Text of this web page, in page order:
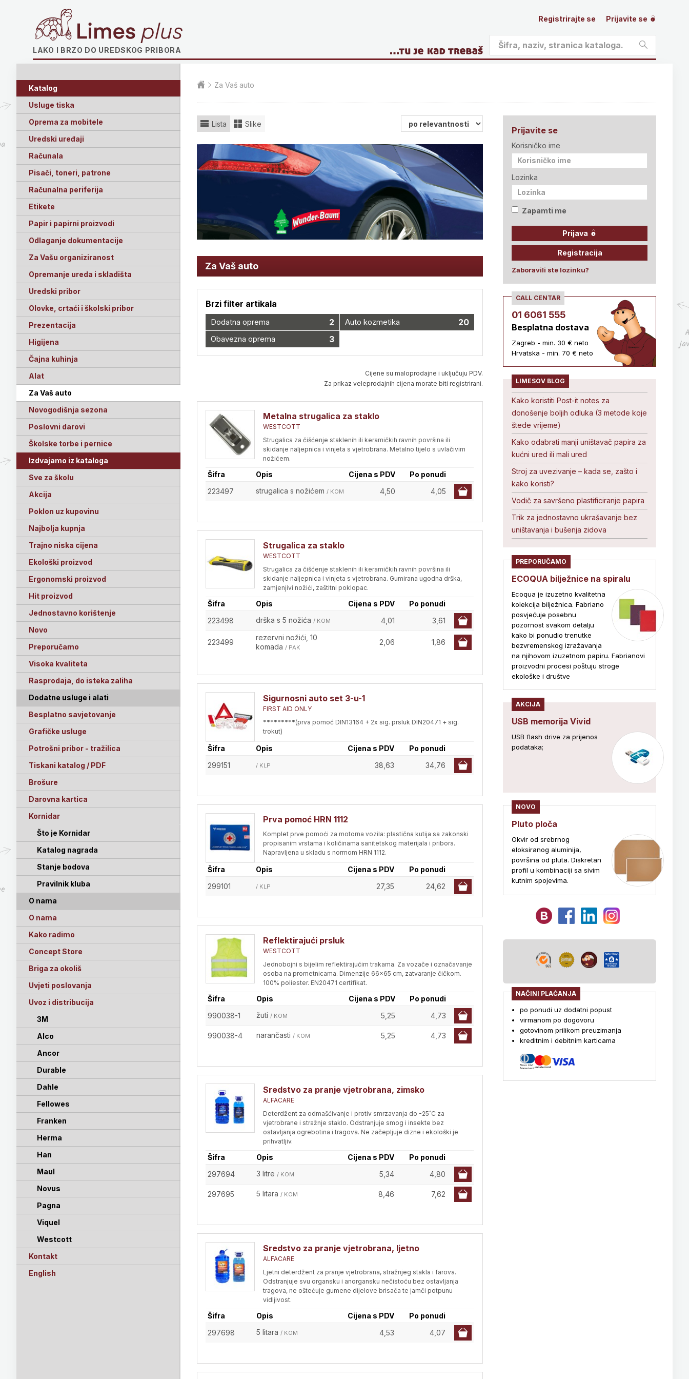
LAKO I BRZO DO UREDSKOG PRIBORA
Registrirajte se Prijavite se
Katalog
Usluge tiska
Oprema za mobitele
Uredski uređaji
Računala
Pisači, toneri, patrone
Računalna periferija
Etikete
Papir i papirni proizvodi
Odlaganje dokumentacije
Za Vašu organiziranost
Opremanje ureda i skladišta
Uredski pribor
Olovke, crtaći i školski pribor
Prezentacija
Higijena
Čajna kuhinja
Alat
Za Vaš auto
Novogodišnja sezona
Poslovni darovi
Školske torbe i pernice
Izdvajamo iz kataloga
Sve za školu
Akcija
Poklon uz kupovinu
Najbolja kupnja
Trajno niska cijena
Ekološki proizvod
Ergonomski proizvod
Hit proizvod
Jednostavno korištenje
Novo
Preporučamo
Visoka kvaliteta
Rasprodaja, do isteka zaliha
Dodatne usluge i alati
Besplatno savjetovanje
Grafičke usluge
Potrošni pribor - tražilica
Tiskani katalog / PDF
Brošure
Darovna kartica
Kornidar
Što je Kornidar
Katalog nagrada
Stanje bodova
Pravilnik kluba
O nama
O nama
Kako radimo
Concept Store
Briga za okoliš
Uvjeti poslovanja
Uvoz i distribucija
3M
Alco
Ancor
Durable
Dahle
Fellowes
Franken
Herma
Han
Maul
Novus
Pagna
Viquel
Westcott
Kontakt
English
Za Vaš auto
Lista Slike
Za Vaš auto
Brzi filter artikala
Dodatna oprema 2 Auto kozmetika 20
Obavezna oprema 3
Cijene su maloprodajne i uključuju PDV.
Za prikaz veleprodajnih cijena morate biti registrirani.
Metalna strugalica za staklo
WESTCOTT
Strugalica za čišćenje staklenih ili keramičkih ravnih površina ili
skidanje naljepnica i vinjeta s vjetrobrana. Metalno tijelo s uvlačivim
nožićem.
Šifra Opis Cijena s PDV
Po ponudi
223497
strugalica s nožićem / KOM 4,50 4,05
Strugalica za staklo
WESTCOTT
Strugalica za čišćenje staklenih ili keramičkih ravnih površina ili
skidanje naljepnica i vinjeta s vjetrobrana. Gumirana ugodna drška,
zamjenjivi nožići, zaštitni poklopac.
Šifra Opis Cijena s PDV
Po ponudi
223498
drška s 5 nožića / KOM 4,01 3,61
223499
rezervni nožići, 10
komada / PAK
2,06 1,86
Sigurnosni auto set 3-u-1
FIRST AID ONLY
*********(prva pomoć DIN13164 + 2x sig. prsluk DIN20471 + sig.
trokut)
Šifra Opis Cijena s PDV
Po ponudi
299151
/ KLP 38,63 34,76
Prva pomoć HRN 1112
Komplet prve pomoći za motorna vozila: plastična kutija sa zakonski
propisanim vrstama i količinama sanitetskog materijala i pribora.
Napravljena u skladu s normom HRN 1112.
Šifra Opis Cijena s PDV
Po ponudi
299101
/ KLP 27,35 24,62
Reflektirajući prsluk
WESTCOTT
Jednobojni s bijelim reflektirajućim trakama. Za vozače i označavanje
osoba na prometnicama. Dimenzije 66x65 cm, zatvaranje čičkom.
100% poliester. EN20471 certifikat.
Šifra Opis Cijena s PDV
Po ponudi
990038-1
žuti / KOM 5,25 4,73
990038-4 narančasti / KOM 5,25 4,73
Sredstvo za pranje vjetrobrana, zimsko
ALFACARE
Deterdžent za odmašćivanje i protiv smrzavanja do -25˚C za
vjetrobrane i stražnje staklo. Odstranjuje smog i insekte bez
ostavljanja ogrebotina i tragova. Ne začepljuje dizne i ekološki je
prihvatljiv.
Šifra Opis Cijena s PDV
Po ponudi
297694
3 litre / KOM 5,34 4,80
297695 5 litara / KOM 8,46 7,62
Sredstvo za pranje vjetrobrana, ljetno
ALFACARE
Ljetni deterdžent za pranje vjetrobrana, stražnjeg stakla i farova.
Odstranjuje svu organsku i anorgansku nečistoću bez ostavljanja
tragova, ne oštećuje gumene dijelove brisača te jamči potpunu
vidljivost.
Šifra Opis Cijena s PDV
Po ponudi
297698
5 litara / KOM 4,53 4,07
Prijavite se
Korisničko ime
Lozinka
Zapamti me
Prijava
Registracija
Zaboravili ste lozinku?
CALL CENTAR
01 6061 555
Besplatna dostava
Zagreb - min. 30 € neto
Hrvatska - min. 70 € neto
LIMESOV BLOG
Kako koristiti Post-it notes za
donošenje boljih odluka (3 metode koje
štede vrijeme)
Kako odabrati manji uništavač papira za
kućni ured ili mali ured
Stroj za uvezivanje – kada se, zašto i
kako koristi?
Vodič za savršeno plastificiranje papira
Trik za jednostavno ukrašavanje bez
uništavanja i bušenja zidova
PREPORUČAMO
ECOQUA bilježnice na spiralu
Ecoqua je izuzetno kvalitetna
kolekcija bilježnica. Fabriano
posvjećuje posebnu
pozornost svakom detalju
kako bi ponudio trenutke
bezvremenskog izražavanja
na njihovom izuzetnom papiru. Fabrianovi
proizvodni procesi poštuju stroge
ekološke i društve
AKCIJA
USB memorija Vivid
USB flash drive za prijenos
podataka;
NOVO
Pluto ploča
Okvir od srebrnog
eloksiranog aluminija,
površina od pluta. Diskretan
profil u kombinaciji sa sivim
kutnim spojevima.
NAČINI PLAĆANJA
po ponudi uz dodatni popust
virmanom po dogovoru
gotovinom prilikom preuzimanja
kreditnim i debitnim karticama